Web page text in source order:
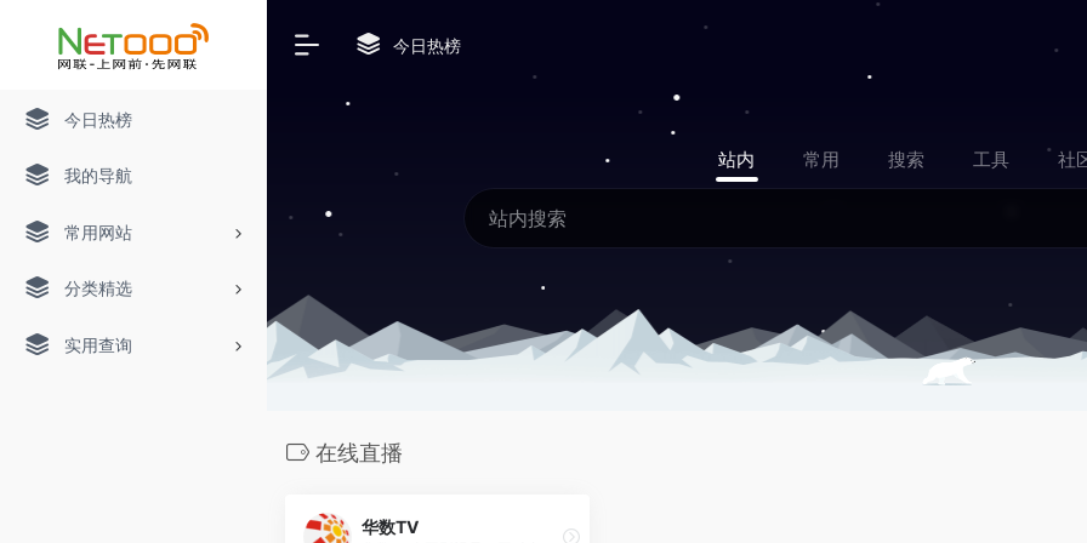
今日热榜
我的导航
常用网站
分类精选
实用查询
今日热榜
站内 常用 搜索 工具 社
在线直播
华数TV